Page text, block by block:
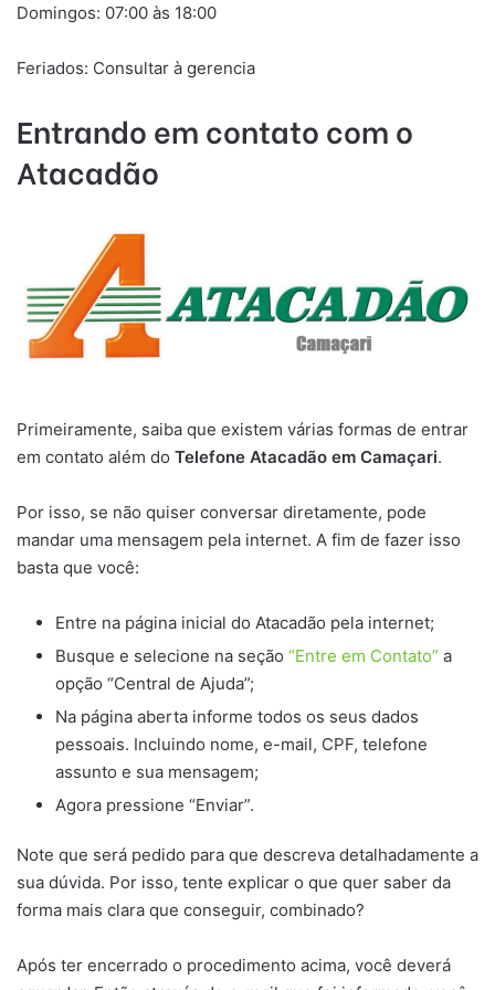
Domingos: 07:00 às 18:00
Feriados: Consultar à gerencia
Entrando em contato com o
Atacadão
Primeiramente, saiba que existem várias formas de entrar
em contato além do Telefone Atacadão em Camaçari.
Por isso, se não quiser conversar diretamente, pode
mandar uma mensagem pela internet. A fim de fazer isso
basta que você:
Entre na página inicial do Atacadão pela internet;
Busque e selecione na seção “Entre em Contato” a
opção “Central de Ajuda”;
Na página aberta informe todos os seus dados
pessoais. Incluindo nome, e-mail, CPF, telefone
assunto e sua mensagem;
Agora pressione “Enviar”.
Note que será pedido para que descreva detalhadamente a
sua dúvida. Por isso, tente explicar o que quer saber da
forma mais clara que conseguir, combinado?
Após ter encerrado o procedimento acima, você deverá